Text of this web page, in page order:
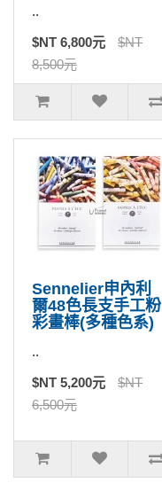
..
$NT 6,800元
$NT
8,500元
Sennelier申內利
爾48色長支手工粉
彩畫棒(多種色系)
..
$NT 5,200元
$NT
6,500元